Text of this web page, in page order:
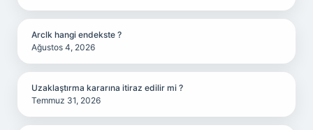
Arclk hangi endekste ?
Ağustos 4, 2026
Uzaklaştırma kararına itiraz edilir mi ?
Temmuz 31, 2026